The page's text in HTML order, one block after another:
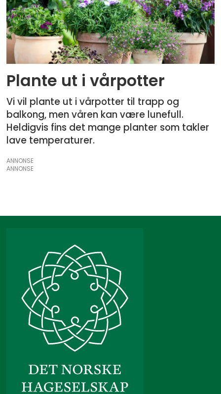
Plante ut i vårpotter
Vi vil plante ut i vårpotter til trapp og
balkong, men våren kan være lunefull.
Heldigvis fins det mange planter som takler
lave temperaturer.
ANNONSE
ANNONSE